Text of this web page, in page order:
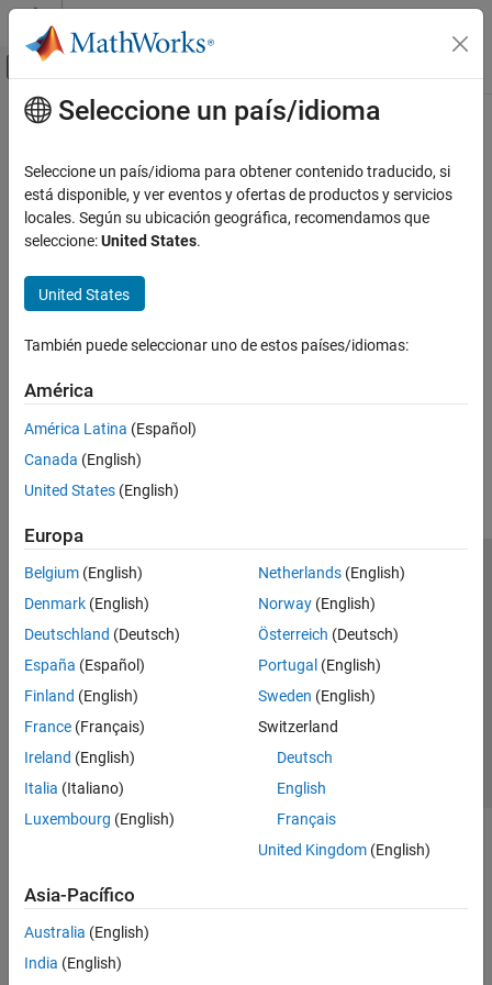
Saltar al contenido
Mostrar/ocultar menú de navegación
Inicio de Documentación
Contenido principal
How useful was this information?
Seleccione un país/idioma
Seleccione un país/idioma para obtener contenido traducido, si
está disponible, y ver eventos y ofertas de productos y servicios
locales. Según su ubicación geográfica, recomendamos que
seleccione:United States.
United States
También puede seleccionar uno de estos países/idiomas:
América
América Latina (Español)
Canada (English)
United States (English)
Europa
Belgium (English)
Denmark (English)
Deutschland (Deutsch)
España (Español)
Finland (English)
France (Français)
Ireland (English)
Italia (Italiano)
Luxembourg (English)
Netherlands(English)
Norway(English)
Österreich (Deutsch)
Portugal (English)
Sweden (English)
Switzerland
Deutsch
English
Français
United Kingdom(English)
Asia-Pacífico
Australia (English)
India (English)
Centro de confianza
Marcas comerciales
Política de privacidad
Antipiratería
Estado de las aplicaciones
Información de contacto
© 1994-2026 The MathWorks, Inc.
Seleccione un país/